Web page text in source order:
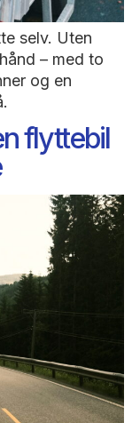
selv. Uten
– med
og en
en